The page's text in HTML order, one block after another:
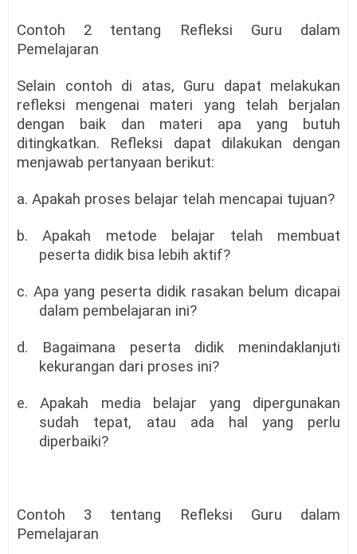
Contoh 2 tentang Refleksi Guru dalam
Pemelajaran
Selain contoh di atas, Guru dapat melakukan
refleksi mengenai materi yang telah berjalan
dengan baik dan materi apa yang butuh
ditingkatkan. Refleksi dapat dilakukan dengan
menjawab pertanyaan berikut:
a. Apakah proses belajar telah mencapai tujuan?
b. Apakah metode belajar telah membuat
peserta didik bisa lebih aktif?
c. Apa yang peserta didik rasakan belum dicapai
dalam pembelajaran ini?
d. Bagaimana peserta didik menindaklanjuti
kekurangan dari proses ini?
e. Apakah media belajar yang dipergunakan
sudah tepat, atau ada hal yang perlu
diperbaiki?
Contoh 3 tentang Refleksi Guru dalam
Pemelajaran